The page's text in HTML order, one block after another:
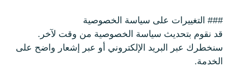
### التغييرات على سياسة الخصوصية
قد نقوم بتحديث سياسة الخصوصية من وقت لآخر.
سنخطرك عبر البريد الإلكتروني أو عبر إشعار واضح على
الخدمة.